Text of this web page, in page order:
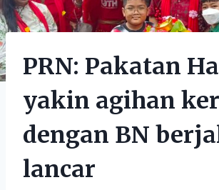
PRN: Pakatan
yakin agihan
dengan BN
lancar